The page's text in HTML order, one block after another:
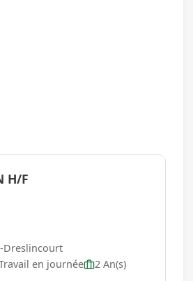
H/F
Dreslincourt
en journée
2 An(s)